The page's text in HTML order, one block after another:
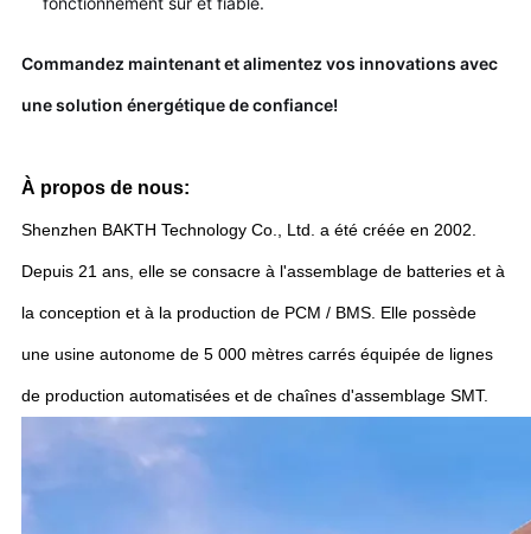
Commandez maintenant et alimentez vos innovations avec
une solution énergétique de confiance!
À propos de nous:
Shenzhen BAKTH Technology Co., Ltd. a été créée en 2002.
Depuis 21 ans, elle se consacre à l'assemblage de batteries et à
la conception et à la production de PCM / BMS. Elle possède
une usine autonome de 5 000 mètres carrés équipée de lignes
de production automatisées et de chaînes d'assemblage SMT.